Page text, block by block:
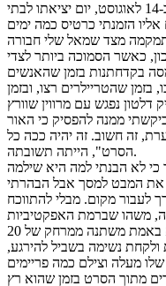
את "היו זמנים בהוליווד" ראיתי לראשונה ב-14 לאוגוסט, יום יציאתו לבתי
הזמנתי כרטיס כמה ימים
מצד שמאל שלי חבורה
כאשר הסמוכה ביותר לצדי
בקדחתנות בזמן שהאנשים
שהטריילרים רצו, ובזמן
נפגש עם מרווין שוורץ
ממנה להפסיק כי האור
זה חשוב. זה יהיה ככה כל
הסרט", הייתה תשובתה.
לא הבנתי למה היא שילמה
את המבט למסך אבל הבהרתי
לעבור מקום. מבלי להתווכח
משהו שברמת האפקטיביות
הוא די אפסי כי התאורה הזרה הזו לא באמת משתנה ממרחק של 20
ולקחת נשימה בשביל להירגע,
מעלה וצילם כמה פריימים